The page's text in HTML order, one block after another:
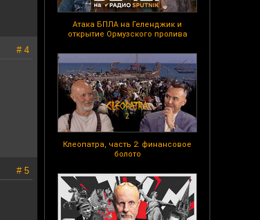
Атака БПЛА на Геленджик и
открытие Ормузского пролива
Клеопатра, часть 2: финансовое
болото
# 4
# 5